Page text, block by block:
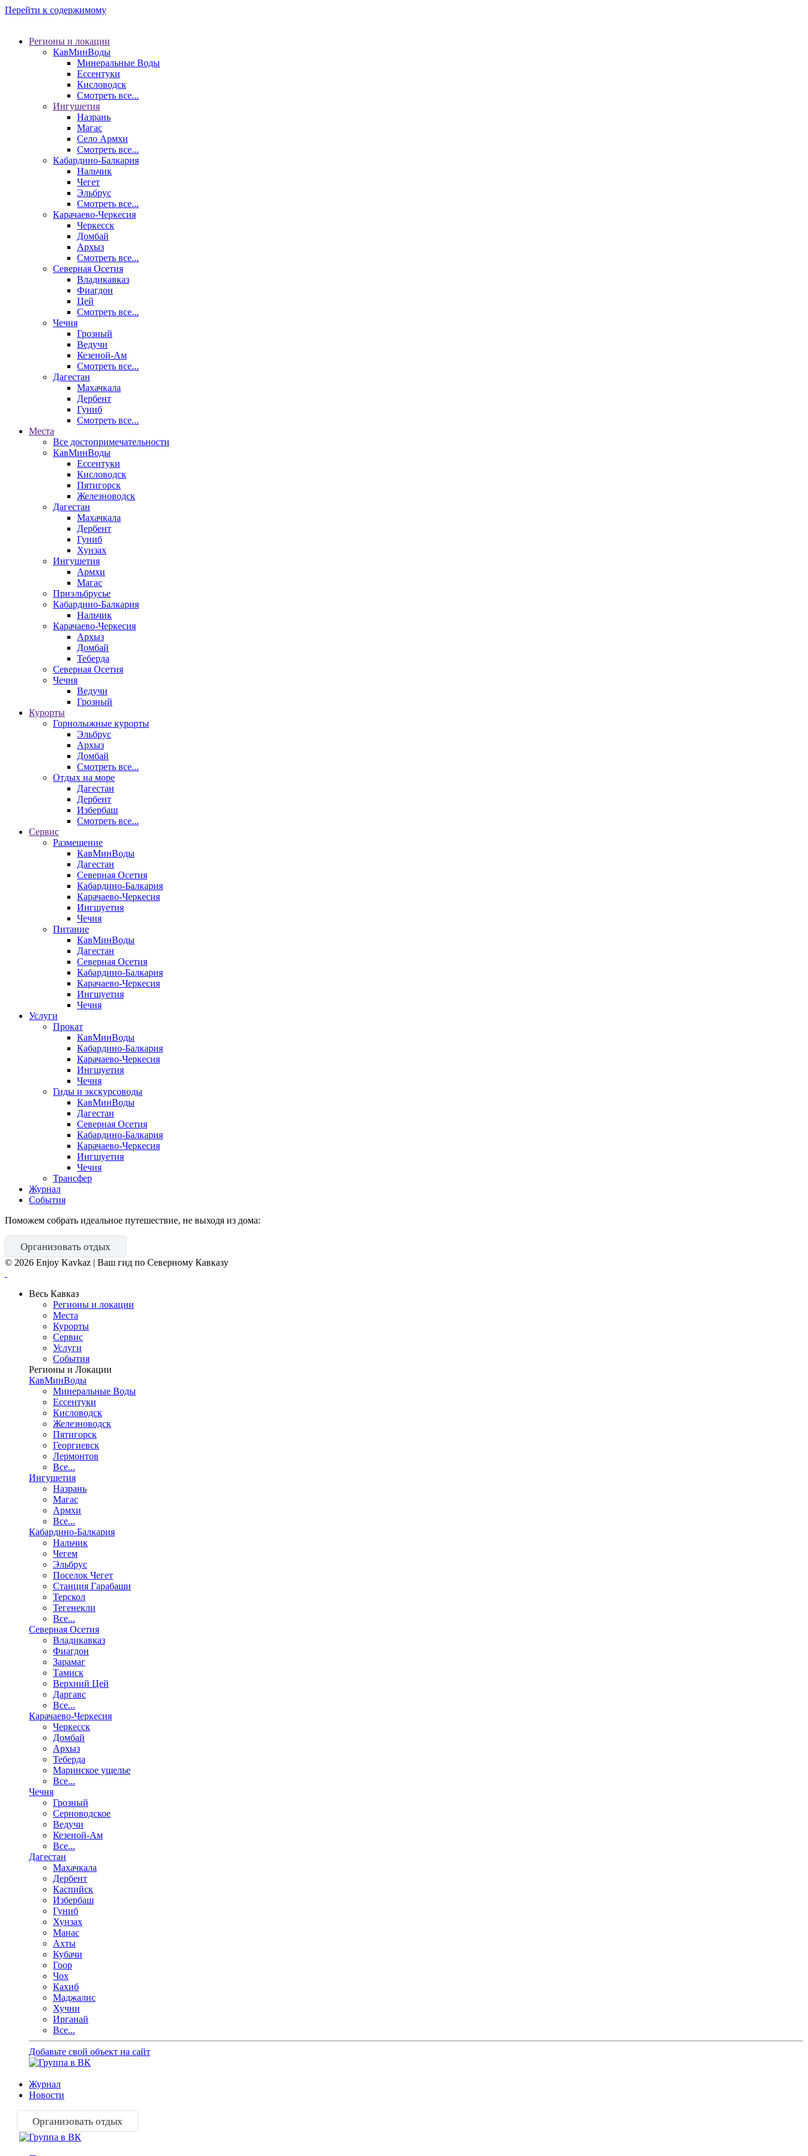
Перейти к содержимому
Регионы и локации
КавМинВоды
Минеральные Воды
Ессентуки
Кисловодск
Смотреть все...
Ингушетия
Назрань
Магас
Село Армхи
Смотреть все...
Кабардино-Балкария
Нальчик
Чегет
Эльбрус
Смотреть все...
Карачаево-Черкесия
Черкесск
Домбай
Архыз
Смотреть все...
Северная Осетия
Владикавказ
Фиагдон
Цей
Смотреть все...
Чечня
Грозный
Ведучи
Кезеной-Ам
Смотреть все...
Дагестан
Махачкала
Дербент
Гуниб
Смотреть все...
Места
Все достопримечательности
КавМинВоды
Ессентуки
Кисловодск
Пятигорск
Железноводск
Дагестан
Махачкала
Дербент
Гуниб
Хунзах
Ингушетия
Армхи
Магас
Приэльбрусье
Кабардино-Балкария
Нальчик
Карачаево-Черкесия
Архыз
Домбай
Теберда
Северная Осетия
Чечня
Ведучи
Грозный
Курорты
Горнолыжные курорты
Эльбрус
Архыз
Домбай
Смотреть все...
Отдых на море
Дагестан
Дербент
Избербаш
Смотреть все...
Сервис
Размещение
КавМинВоды
Дагестан
Северная Осетия
Кабардино-Балкария
Карачаево-Черкесия
Ингшуетия
Чечня
Питание
КавМинВоды
Дагестан
Северная Осетия
Кабардино-Балкария
Карачаево-Черкесия
Ингшуетия
Чечня
Услуги
Прокат
КавМинВоды
Кабардино-Балкария
Карачаево-Черкесия
Ингшуетия
Чечня
Гиды и экскурсоводы
КавМинВоды
Дагестан
Северная Осетия
Кабардино-Балкария
Карачаево-Черкесия
Ингшуетия
Чечня
Трансфер
Журнал
События
Поможем собрать идеальное путешествие, не выходя из дома:
Организовать отдых
© 2026 Enjoy Kavkaz | Ваш гид по Северному Кавказу
Весь Кавказ
Регионы и локации
Места
Курорты
Сервис
Услуги
События
Регионы и Локации
КавМинВоды
Минеральные Воды
Ессентуки
Кисловодск
Железноводск
Пятигорск
Георгиевск
Лермонтов
Все...
Ингушетия
Назрань
Магас
Армхи
Все...
Кабардино-Балкария
Нальчик
Чегем
Эльбрус
Поселок Чегет
Станция Гарабаши
Терскол
Тегенекли
Все...
Северная Осетия
Владикавказ
Фиагдон
Зарамаг
Тамиск
Верхний Цей
Даргавс
Все...
Карачаево-Черкесия
Черкесск
Домбай
Архыз
Теберда
Маринское ущелье
Все...
Чечня
Грозный
Серноводское
Ведучи
Кезеной-Ам
Все...
Дагестан
Махачкала
Дербент
Каспийск
Избербаш
Гуниб
Хунзах
Манас
Ахты
Кубачи
Гоор
Чох
Кахиб
Маджалис
Хучни
Ирганай
Все...
Добавьте свой объект на сайт
Журнал
Новости
Организовать отдых